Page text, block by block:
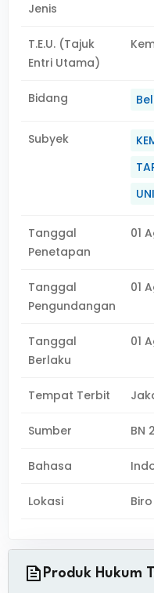
Jenis
T.E.U. (Tajuk
Entri Utama)
Bidang
Subyek
Tanggal
Penetapan
01
Tanggal
Pengundangan
01
Tanggal
Berlaku
01
Tempat Terbit
Sumber BN
Bahasa
Lokasi
Produk Hukum